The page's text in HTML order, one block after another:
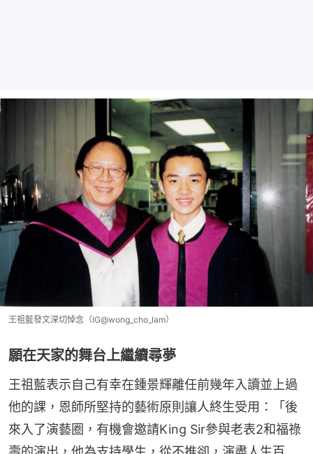
王祖藍發文深切悼念（IG@wong_cho_lam）
願在天家的舞台上繼續尋夢
王祖藍表示自己有幸在鍾景輝離任前幾年入讀並上過
他的課，恩師所堅持的藝術原則讓人終生受用：「後
來入了演藝圈，有機會邀請King Sir參與老表2和福祿